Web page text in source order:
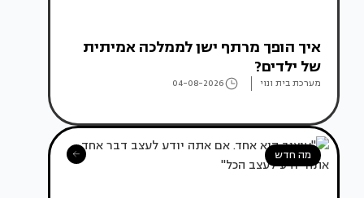
איך הופך מרתף ישן לממלכה אמיתית
של ילדים?
מערכת בית ונוי 04-08-2026
מה חדש